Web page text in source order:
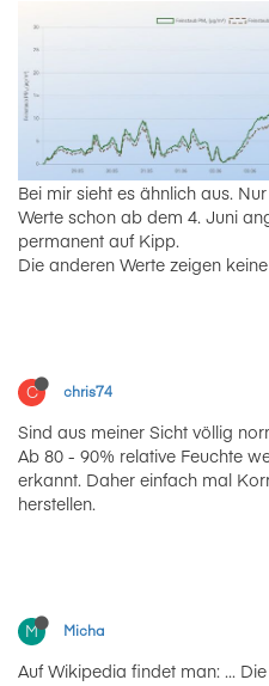
Bei mir sieht es ähnlich aus.
Werte schon ab dem 4. Juni
permanent auf Kipp.
Die anderen Werte zeigen
C chris74
Sind aus meiner Sicht völlig
Ab 80 - 90% relative Feuchte
erkannt. Daher einfach mal
herstellen.
M Micha
Auf Wikipedia findet man: ...